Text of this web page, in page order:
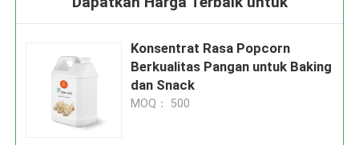
Konsentrat Rasa Popcorn
Berkualitas Pangan untuk Baking
dan Snack
MOQ： 500